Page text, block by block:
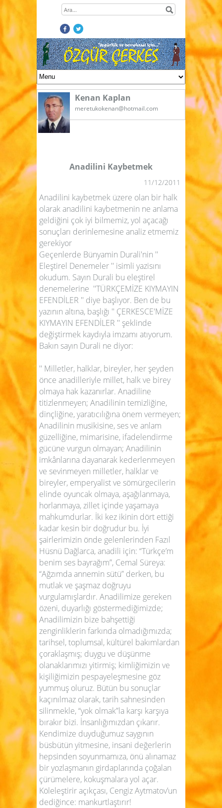
Kenan Kaplan
meretukokenan@hotmail.com
Anadilini Kaybetmek
11/12/2011
Anadilini kaybetmek üzere olan bir halk
olarak anadilini kaybetmenin ne anlama
geldiğini çok iyi bilmemiz, yol açacağı
sonuçları derinlemesine analiz etmemiz
gerekiyor
Geçenlerde Bünyamin Durali'nin ''
Eleştirel Denemeler '' isimli yazisını
okudum. Sayın Durali bu eleştirel
denemelerine ''TÜRKÇEMİZE KIYMAYIN
EFENDİLER '' diye başlıyor. Ben de bu
yazının altına, başlığı '' ÇERKESCE'MİZE
KIYMAYIN EFENDİLER '' şeklinde
değiştirmek kaydıyla imzamı atıyorum.
Bakın sayın Durali ne diyor:
'' Milletler, halklar, bireyler, her şeyden
önce anadilleriyle millet, halk ve birey
olmaya hak kazanırlar. Anadiline
titizlenmeyen; Anadilinin temizliğine,
dinçliğine, yaratıcılığına önem vermeyen;
Anadilinin musikisine, ses ve anlam
güzelliğine, mimarisine, ifadelendirme
gücüne vurgun olmayan; Anadilinin
imkânlarına dayanarak kederlenmeyen
ve sevinmeyen milletler, halklar ve
bireyler, emperyalist ve sömürgecilerin
elinde oyuncak olmaya, aşağılanmaya,
horlanmaya, zillet içinde yaşamaya
mahkumdurlar. İki kez ikinin dört ettiği
kadar kesin bir doğrudur bu. İyi
şairlerimizin önde gelenlerinden Fazıl
Hüsnü Dağlarca, anadili için: “Türkçe’m
benim ses bayrağım”, Cemal Süreya:
“Ağzımda annemin sütü” derken, bu
mutlak ve şaşmaz doğruyu
vurgulamışlardır. Anadilimize gereken
özeni, duyarlığı göstermediğimizde;
Anadilimizin bize bahşettiği
zenginliklerin farkında olmadığımızda;
tarihsel, toplumsal, kültürel bakımlardan
çoraklaşmış; duygu ve düşünme
olanaklarımızı yitirmiş; kimliğimizin ve
kişiliğimizin pespayeleşmesine göz
yummuş oluruz. Bütün bu sonuçlar
kaçınılmaz olarak, tarih sahnesinden
silinmekle, “yok olmak”la karşı karşıya
bırakır bizi. İnsanlığımızdan çıkarır.
Kendimize duyduğumuz saygının
büsbütün yitmesine, insani değerlerin
hepsinden soyunmamıza, önü alınamaz
bir yozlaşmanın girdaplarında çoğalan
çürümelere, kokuşmalara yol açar.
Köleleştirir açıkçası, Cengiz Aytmatov’un
dediğince: mankurtlaştırır!